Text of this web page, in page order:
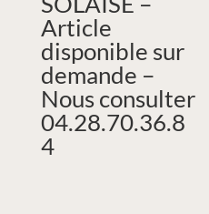
Article
disponible sur
demande –
Nous consulter
04.28.70.36.8
4